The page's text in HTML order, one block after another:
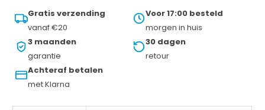
Gratis verzending
vanaf €20
Voor 17:00 besteld
morgen in huis
3 maanden
garantie
30 dagen
retour
Achteraf betalen
met Klarna